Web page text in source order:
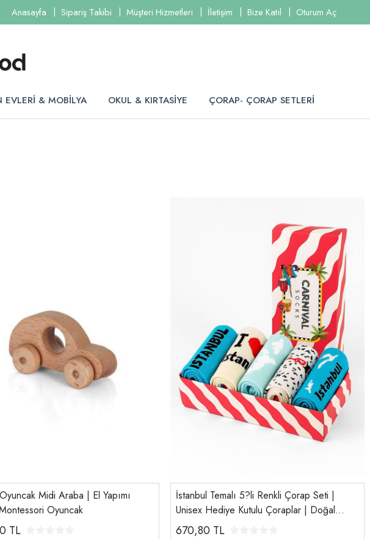
Anasayfa Sipariş Takibi Müşteri Hizmetleri İletişim Bize Katıl Oturum Aç
EVLERİ & MOBİLYA OKUL & KIRTASİYE ÇORAP- ÇORAP SETLERİ
Midi Araba | El Yapımı
Oyuncak
TL
İstanbul Temalı 5?li Renkli Çorap Seti |
Unisex Hediye Kutulu Çoraplar | Doğal
Pamuk
670,80 TL